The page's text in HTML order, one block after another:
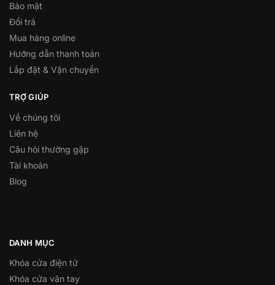
Bảo mật
Đổi trả
Mua hàng online
Hướng dẫn thanh toán
Lắp đặt & Vận chuyển
TRỢ GIÚP
Về chúng tôi
Liên hệ
Câu hỏi thường gặp
Tài khoản
Blog
DANH MỤC
Khóa cửa điện tử
Khóa cửa vân tay